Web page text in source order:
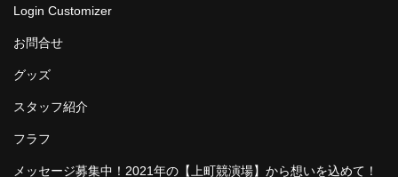
Login Customizer
お問合せ
グッズ
スタッフ紹介
フラフ
メッセージ募集中！2021年の【上町競演場】から想いを込めて！